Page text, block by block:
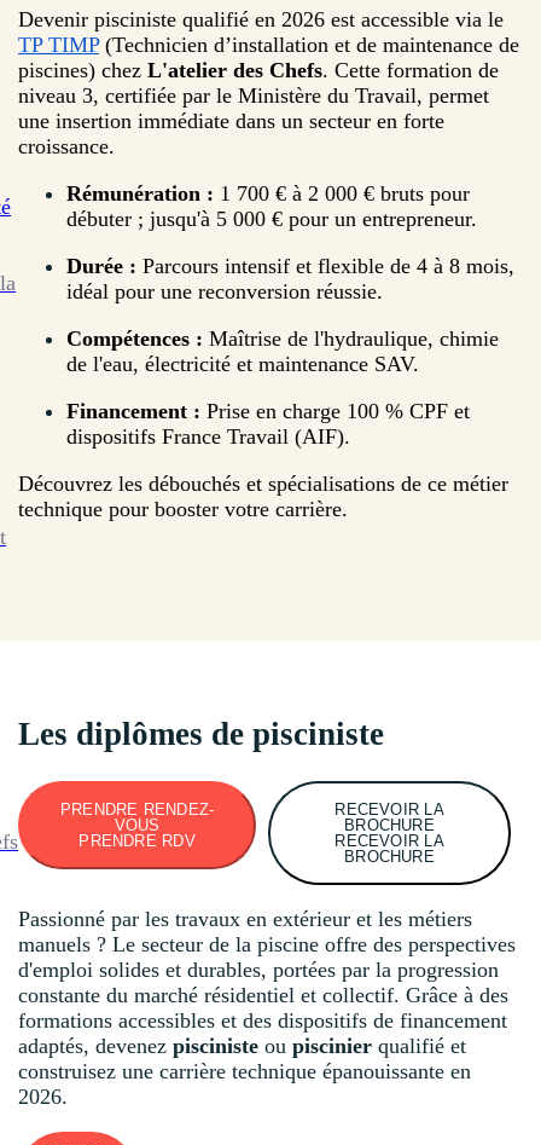
Devenir pisciniste qualifié en 2026 est accessible via le
TP TIMP(Technicien d’installation et de maintenance de
piscines) chez L'atelier des Chefs. Cette formation de
niveau 3, certifiée par le Ministère du Travail, permet
une insertion immédiate dans un secteur en forte
croissance.
Rémunération : 1 700 € à 2 000 € bruts pour
débuter ; jusqu'à 5 000 € pour un entrepreneur.
Durée : Parcours intensif et flexible de 4 à 8 mois,
idéal pour une reconversion réussie.
Compétences : Maîtrise de l'hydraulique, chimie
de l'eau, électricité et maintenance SAV.
Financement : Prise en charge 100 % CPF et
dispositifs France Travail (AIF).
Découvrez les débouchés et spécialisations de ce métier
technique pour booster votre carrière.
Les diplômes de pisciniste
PRENDRE RENDEZ-
VOUS
PRENDRE RDV
RECEVOIR LA
BROCHURE
RECEVOIR LA
BROCHURE
Passionné par les travaux en extérieur et les métiers
manuels ? Le secteur de la piscine offre des perspectives
d'emploi solides et durables, portées par la progression
constante du marché résidentiel et collectif. Grâce à des
formations accessibles et des dispositifs de financement
adaptés, devenez pisciniste ou piscinier qualifié et
construisez une carrière technique épanouissante en
2026.